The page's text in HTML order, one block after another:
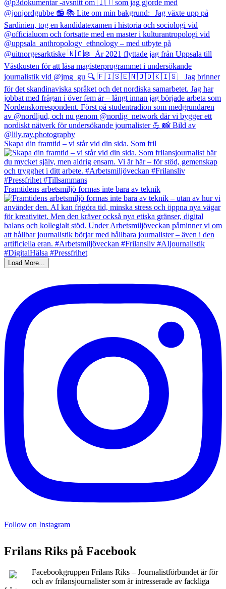
Skapa din framtid – vi står vid din sida. Som fril
Framtidens arbetsmiljö formas inte bara av teknik
Load More...
Follow on Instagram
Frilans Riks på Facebook
Facebookgruppen Frilans Riks – Journalistförbundet är för
och av frilansjournalister som är intresserade av fackliga